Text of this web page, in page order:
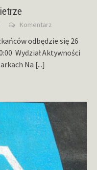
Komentarz
odbędzie się 26
Wydział Aktywności
Na [...]